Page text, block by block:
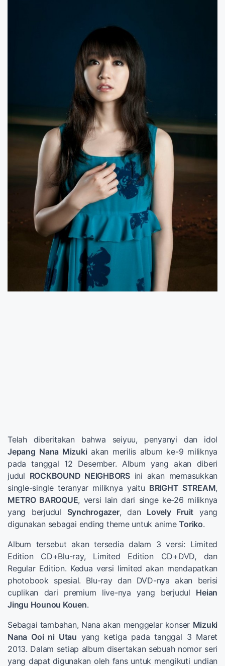
Telah diberitakan bahwa seiyuu, penyanyi dan idol
Jepang Nana Mizuki akan merilis album ke-9 miliknya
pada tanggal 12 Desember. Album yang akan diberi
judul ROCKBOUND NEIGHBORSini akan memasukkan
single-single teranyar miliknya yaitu BRIGHT STREAM,
METRO BAROQUE, versi lain dari singe ke-26 miliknya
yang berjudul Synchrogazer, dan Lovely Fruit yang
digunakan sebagai ending theme untuk animeToriko.
Album tersebut akan tersedia dalam 3 versi: Limited
Edition CD+Blu-ray, Limited Edition CD+DVD, dan
Regular Edition. Kedua versi limited akan mendapatkan
photobook spesial. Blu-ray dan DVD-nya akan berisi
cuplikan dari premium live-nya yang berjudul Heian
Jingu Hounou Kouen.
Sebagai tambahan, Nana akan menggelar konser Mizuki
Nana Ooi ni Utau yang ketiga pada tanggal 3 Maret
2013. Dalam setiap album disertakan sebuah nomor seri
yang dapat digunakan oleh fans untuk mengikuti undian